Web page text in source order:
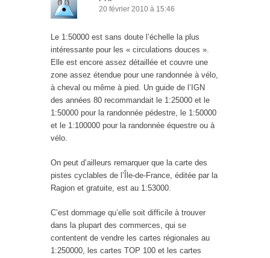
20 février 2010 à 15:46
Le 1:50000 est sans doute l’échelle la plus
intéressante pour les « circulations douces ».
Elle est encore assez détaillée et couvre une
zone assez étendue pour une randonnée à vélo,
à cheval ou même à pied. Un guide de l’IGN
des années 80 recommandait le 1:25000 et le
1:50000 pour la randonnée pédestre, le 1:50000
et le 1:100000 pour la randonnée équestre ou à
vélo.
On peut d’ailleurs remarquer que la carte des
pistes cyclables de l’Île-de-France, éditée par la
Ragion et gratuite, est au 1:53000.
C’est dommage qu’elle soit difficile à trouver
dans la plupart des commerces, qui se
contentent de vendre les cartes régionales au
1:250000, les cartes TOP 100 et les cartes